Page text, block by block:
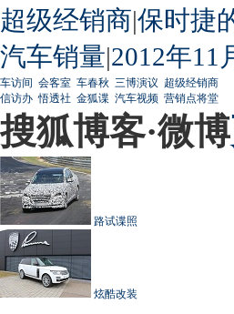
超级经销商|保时捷
汽车销量|2012年11
车访间 会客室 车春秋 三博演议 超级经销商
信访办 悟透社 金狐谍 汽车视频 营销点将堂
搜狐博客·微博
路试谍照
炫酷改装